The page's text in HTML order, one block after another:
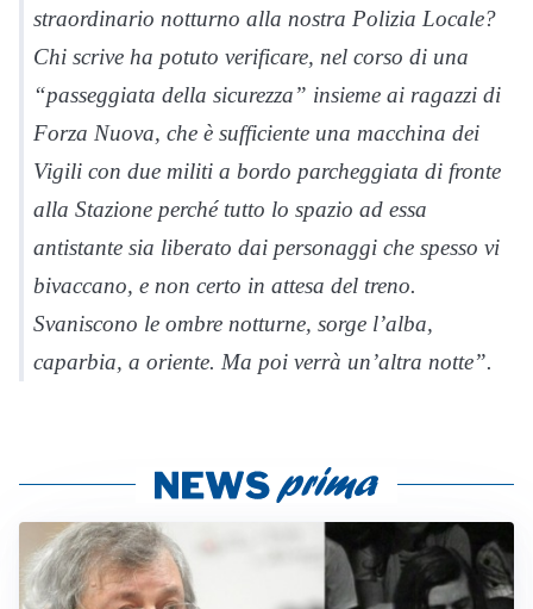
straordinario notturno alla nostra Polizia Locale?
Chi scrive ha potuto verificare, nel corso di una
“passeggiata della sicurezza” insieme ai ragazzi di
Forza Nuova, che è sufficiente una macchina dei
Vigili con due militi a bordo parcheggiata di fronte
alla Stazione perché tutto lo spazio ad essa
antistante sia liberato dai personaggi che spesso vi
bivaccano, e non certo in attesa del treno.
Svaniscono le ombre notturne, sorge l’alba,
caparbia, a oriente. Ma poi verrà un’altra notte”.